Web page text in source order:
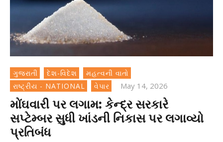
ગુજરાતી દેશ-વિદેશ
મહત્વની વાતો
રાષ્ટ્રીય - NATIONAL
વેપાર May 14, 2026
મોંઘવારી પર લગામ: કેન્દ્ર સરકારે
સપ્ટેમ્બર સુધી ખાંડની નિકાસ પર લગાવ્યો
પ્રતિબંધ